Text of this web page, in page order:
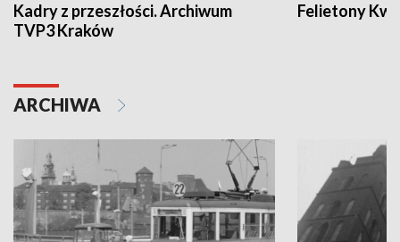
Kadry z przeszłości. Archiwum
TVP3 Kraków
Felietony
ARCHIWA